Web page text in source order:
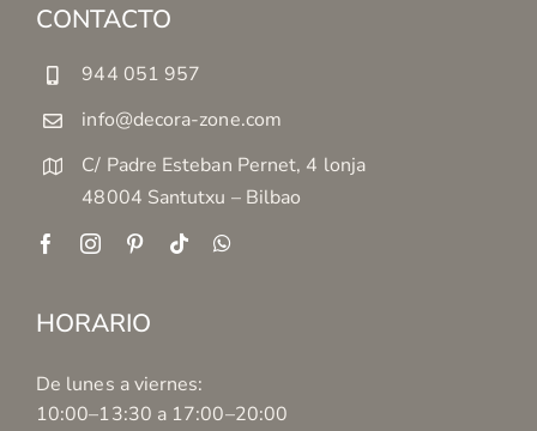
CONTACTO
944 051 957
info@decora-zone.com
C/ Padre Esteban Pernet, 4 lonja
48004 Santutxu – Bilbao
HORARIO
De lunes a viernes:
10:00–13:30 a 17:00–20:00